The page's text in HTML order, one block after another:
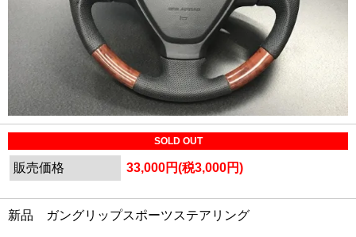
SOLD OUT
販売価格 33,000円(税3,000円)
新品 ガングリップスポーツステアリング